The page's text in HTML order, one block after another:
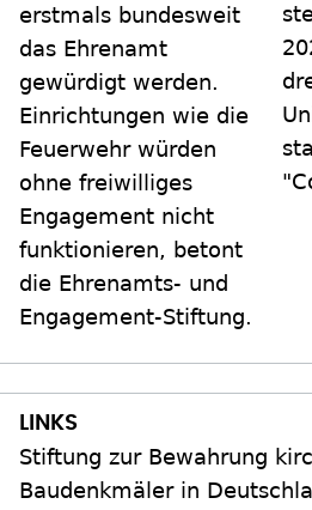
erstmals bundesweit
das Ehrenamt
gewürdigt werden.
Einrichtungen wie die
Feuerwehr würden
ohne freiwilliges
Engagement nicht
funktionieren, betont
die Ehrenamts- und
Engagement-Stiftung.
Stiftung zur Bewahrung
Baudenkmäler in